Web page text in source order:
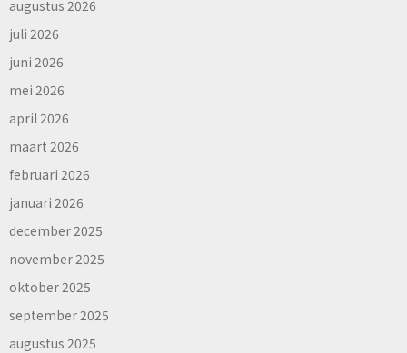
augustus 2026
juli 2026
juni 2026
mei 2026
april 2026
maart 2026
februari 2026
januari 2026
december 2025
november 2025
oktober 2025
september 2025
augustus 2025